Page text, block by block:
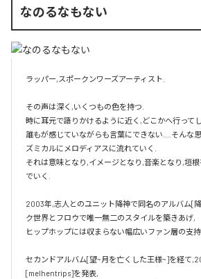
なのるなもない
ラッパー,スポークンワーズアーティスト.
その声は深く,いくつもの色を持つ.
時に耳元で語りかけるように近く,どこかへ行って
誰もが感じていながらも言葉にできない....そんな
ズミカルにメロディアスに流れていく.
それは意味となり,イメージとなり,音楽となり,垣
でいく.
2003年,志人とのユニット降神で同名のアルバム[
ク世界とフロウで唯一無二のスタイルを築きあげ,
ヒップホップには収まらない幅広いファン層の支持
セカンドアルバム[望~月を亡くした王様~]を経て
[melhentrips]を発表,